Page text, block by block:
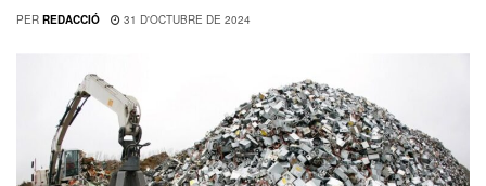
PER REDACCIÓ 31 D'OCTUBRE DE 2024